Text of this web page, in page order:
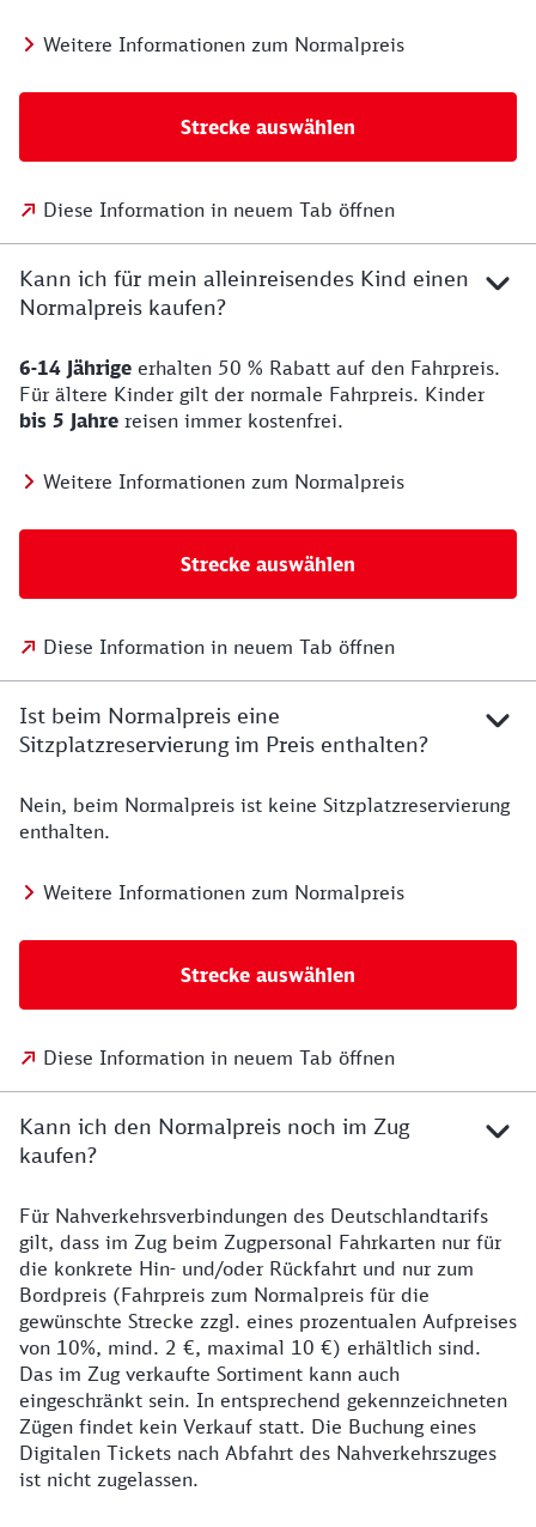
Weitere Informationen zum Normalpreis
Strecke auswählen
Diese Information in neuem Tab öffnen
Kann ich für mein alleinreisendes Kind einen
Normalpreis kaufen?
6-14 Jährige erhalten 50 % Rabatt auf den Fahrpreis.
Für ältere Kinder gilt der normale Fahrpreis. Kinder
bis 5 Jahre reisen immer kostenfrei.
Weitere Informationen zum Normalpreis
Strecke auswählen
Diese Information in neuem Tab öffnen
Ist beim Normalpreis eine
Sitzplatzreservierung im Preis enthalten?
Nein, beim Normalpreis ist keine Sitzplatzreservierung
enthalten.
Weitere Informationen zum Normalpreis
Strecke auswählen
Diese Information in neuem Tab öffnen
Kann ich den Normalpreis noch im Zug
kaufen?
Für Nahverkehrsverbindungen des Deutschlandtarifs
gilt, dass im Zug beim Zugpersonal Fahrkarten nur für
die konkrete Hin- und/oder Rückfahrt und nur zum
Bordpreis (Fahrpreis zum Normalpreis für die
gewünschte Strecke zzgl. eines prozentualen Aufpreises
von 10%, mind. 2 €, maximal 10 €) erhältlich sind.
Das im Zug verkaufte Sortiment kann auch
eingeschränkt sein. In entsprechend gekennzeichneten
Zügen findet kein Verkauf statt. Die Buchung eines
Digitalen Tickets nach Abfahrt des Nahverkehrszuges
ist nicht zugelassen.